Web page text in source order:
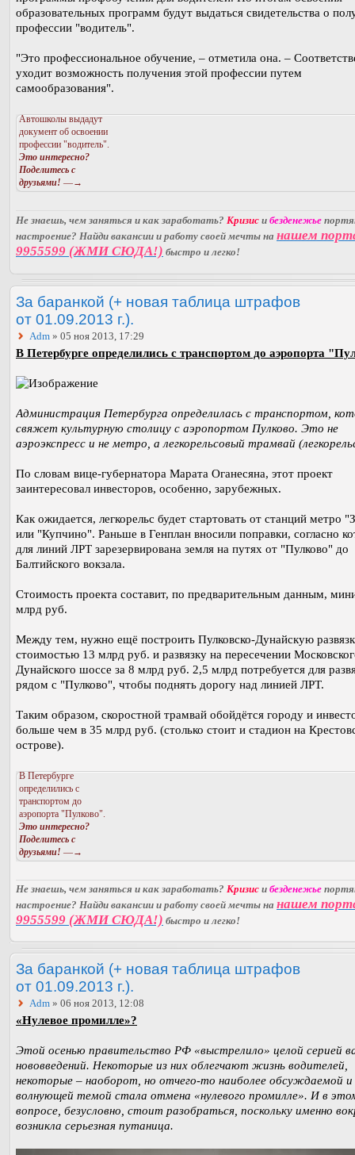
образовательных программ будут выдаться свидетельства о
профессии "водитель".
"Это профессиональное обучение, – отметила она. –
уходит возможность получения этой профессии путем
самообразования".
Автошколы выдадут
документ об освоении
профессии "водитель".
Это интересно?
Поделитесь с
друзьями! —→
Не знаешь, чем заняться и как заработать? Кризис и безденежье
настроение? Найди вакансии и работу своей мечты на нашем
9955599 (ЖМИ СЮДА!) быстро и легко!
За баранкой (+ новая таблица штрафов
от 01.09.2013 г.).
Adm » 05 ноя 2013, 17:29
В Петербурге определились с транспортом до аэропорта
Администрация Петербурга определилась с транспортом,
свяжет культурную столицу с аэропортом Пулково. Это не
аэроэкспресс и не метро, а легкорельсовый трамвай
По словам вице-губернатора Марата Оганесяна, этот проект
заинтересовал инвесторов, особенно, зарубежных.
Как ожидается, легкорельс будет стартовать от станций метро
или "Купчино". Раньше в Генплан вносили поправки, согласно
для линий ЛРТ зарезервирована земля на путях от "Пулково" до
Балтийского вокзала.
Стоимость проекта составит, по предварительным данным,
млрд руб.
Между тем, нужно ещё построить Пулковско-Дунайскую
стоимостью 13 млрд руб. и развязку на пересечении
Дунайского шоссе за 8 млрд руб. 2,5 млрд потребуется для
рядом с "Пулково", чтобы поднять дорогу над линией ЛРТ.
Таким образом, скоростной трамвай обойдётся городу и
больше чем в 35 млрд руб. (столько стоит и стадион на
острове).
В Петербурге
определились с
транспортом до
аэропорта "Пулково".
Это интересно?
Поделитесь с
друзьями! —→
Не знаешь, чем заняться и как заработать? Кризис и безденежье
настроение? Найди вакансии и работу своей мечты на нашем
9955599 (ЖМИ СЮДА!) быстро и легко!
За баранкой (+ новая таблица штрафов
от 01.09.2013 г.).
Adm » 06 ноя 2013, 12:08
«Нулевое промилле»?
Этой осенью правительство РФ «выстрелило» целой серией
нововведений. Некоторые из них облегчают жизнь водителей,
некоторые – наоборот, но отчего-то наиболее обсуждаемой и
волнующей темой стала отмена «нулевого промилле». И в
вопросе, безусловно, стоит разобраться, поскольку именно
возникла серьезная путаница.